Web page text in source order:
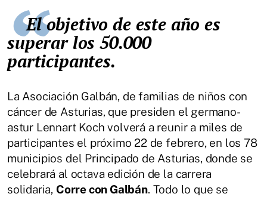
El objetivo de este año es
superar los 50.000
participantes.
La Asociación Galbán, de familias de niños con
cáncer de Asturias, que presiden el germano-
astur Lennart Koch volverá a reunir a miles de
participantes el próximo 22 de febrero, en los 78
municipios del Principado de Asturias, donde se
celebrará al octava edición de la carrera
solidaria, Corre con Galbán. Todo lo que se